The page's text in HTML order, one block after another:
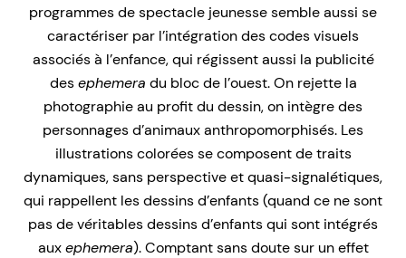
programmes de spectacle jeunesse semble aussi se
caractériser par l’intégration des codes visuels
associés à l’enfance, qui régissent aussi la publicité
desephemera du bloc de l’ouest. On rejette la
photographie au profit du dessin, on intègre des
personnages d’animaux anthropomorphisés. Les
illustrations colorées se composent de traits
dynamiques, sans perspective et quasi-signalétiques,
qui rappellent les dessins d’enfants (quand ce ne sont
pas de véritables dessins d’enfants qui sont intégrés
auxephemera). Comptant sans doute sur un effet